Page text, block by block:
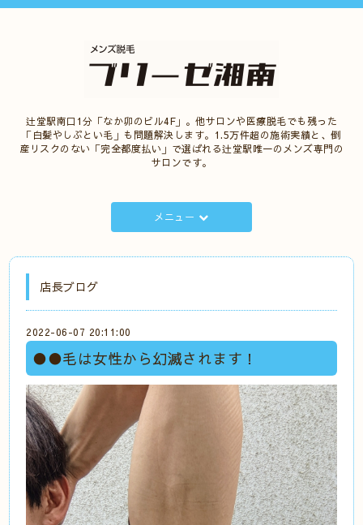
辻堂駅南口1分「なか卯のビル4F」。他サロンや医療脱毛でも残った
「白髪やしぶとい毛」も問題解決します。1.5万件超の施術実績と、倒
産リスクのない「完全都度払い」で選ばれる辻堂駅唯一のメンズ専門の
サロンです。
メニュー
店長ブログ
2022-06-07 20:11:00
●●毛は女性から幻滅されます！